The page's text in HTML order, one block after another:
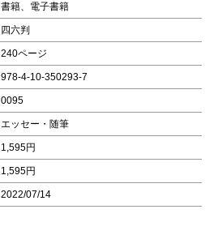
書籍、電子書籍
四六判
240ページ
978-4-10-350293-7
0095
エッセー・随筆
1,595円
1,595円
2022/07/14